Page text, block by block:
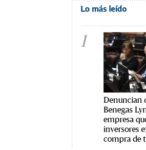
Lo más leído
1
Denuncian
Benegas
empresa
inversores
compra de